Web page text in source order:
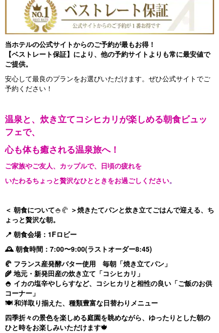
当ホテルの公式サイトからのご予約が最もお得！
【ベストレート保証】により、他の予約サイトよりも常に最安値で
ご提供。
安心して最良のプランをお選びいただけます。ぜひ公式サイトでご
予約ください！
温泉と、炊き立てコシヒカリが楽しめる朝食ビュッ
フェで、
心も体も癒される温泉旅へ！
ご家族やご友人、カップルで、日頃の疲れを
いたわるちょっと贅沢なひとときをお過ごしください。
＜ 朝食について🍚🥐 ＞焼きたてパンと炊き立てごはんで迎える、ち
ょっと贅沢な朝。
📍 朝食会場：1Fロビー
🕰 朝食時間：7:00〜9:00(ラストオーダー8:45)
🥐 フランス産発酵バター使用 毎朝「焼き立てパン」
🌾 地元・新発田産の炊き立て「コシヒカリ」
🍚 イカの塩辛やしらすなど、コシヒカリと相性の良い「ご飯のお供
コーナー」
🍽️ 和洋取り揃えた、種類豊富な日替わりメニュー
四季折々の景色を楽しめる庭園を眺めながら、ゆったりとした朝の
ひと時をお楽しみいただけます🍁